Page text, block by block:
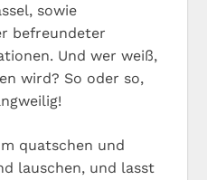
sowie
befreundeter
Und wer weiß,
wird? So oder so,
quatschen und
lauschen, und lasst